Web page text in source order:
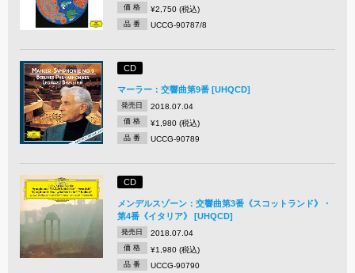
価 格 ¥2,750 (税込)
品 番 UCCG-90787/8
CD
マーラー：交響曲第9番 [UHQCD]
発売日 2018.07.04
価 格 ¥1,980 (税込)
品 番 UCCG-90789
CD
メンデルスゾーン：交響曲第3番《スコットランド》・
第4番《イタリア》 [UHQCD]
発売日 2018.07.04
価 格 ¥1,980 (税込)
品 番 UCCG-90790